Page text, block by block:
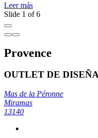
Leer más
Slide 1 of 6
Provence
OUTLET DE
Mas de la Péronne
Miramas
13140